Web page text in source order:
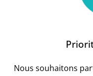
Nous souhaitons